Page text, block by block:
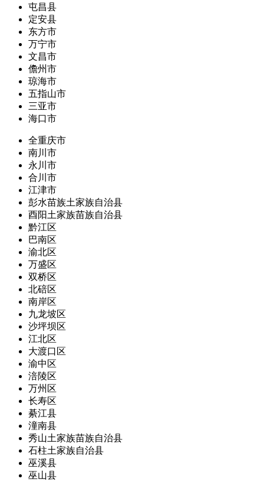
屯昌县
定安县
东方市
万宁市
文昌市
儋州市
琼海市
五指山市
三亚市
海口市
全重庆市
南川市
永川市
合川市
江津市
彭水苗族土家族自治县
酉阳土家族苗族自治县
黔江区
巴南区
渝北区
万盛区
双桥区
北碚区
南岸区
九龙坡区
沙坪坝区
江北区
大渡口区
渝中区
涪陵区
万州区
长寿区
綦江县
潼南县
秀山土家族苗族自治县
石柱土家族自治县
巫溪县
巫山县